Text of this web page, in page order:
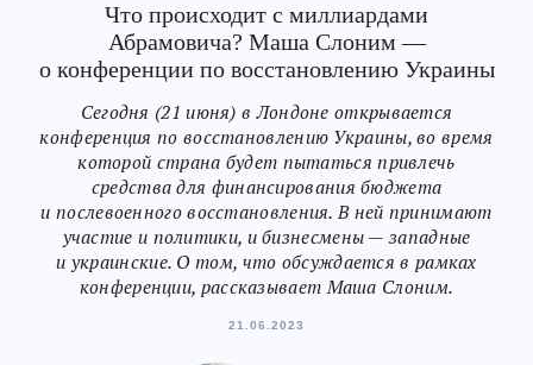
Что происходит с миллиардами
Абрамовича? Маша Слоним —
о конференции по восстановлению Украины
Сегодня (21 июня) в Лондоне открывается
конференция по восстановлению Украины, во время
которой страна будет пытаться привлечь
средства для финансирования бюджета
и послевоенного восстановления. В ней принимают
участие и политики, и бизнесмены — западные
и украинские. О том, что обсуждается в рамках
конференции, рассказывает Маша Слоним.
21.06.2023